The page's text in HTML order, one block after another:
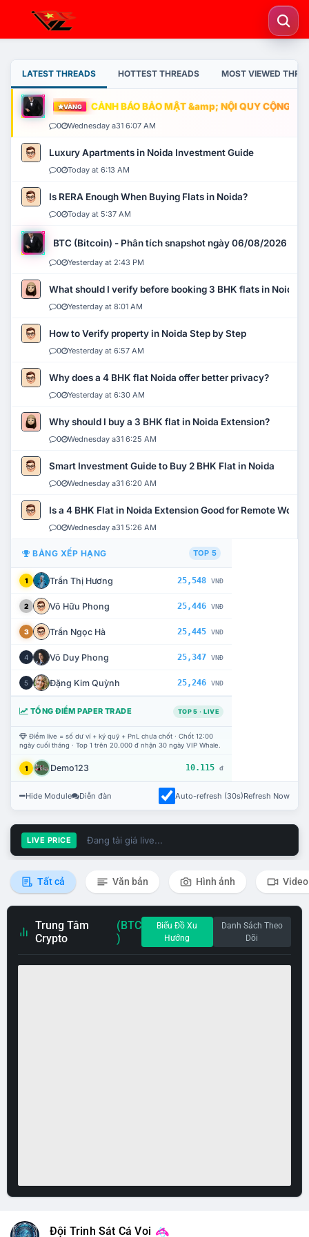
LATEST THREADS HOTTEST THREADS MOST VIEWED
VÀNG CẢNH BÁO BẢO MẬT &amp; NỘI QUY CỘNG
0 Wednesday a31 6:07 AM
Luxury Apartments in Noida Investment Guide
0 Today at 6:13 AM
Is RERA Enough When Buying Flats in Noida?
0 Today at 5:37 AM
BTC (Bitcoin) - Phân tích snapshot ngày 06/08/2026
0 Yesterday at 2:43 PM
What should I verify before booking 3 BHK flats in Noida?
0 Yesterday at 8:01 AM
How to Verify property in Noida Step by Step
0 Yesterday at 6:57 AM
Why does a 4 BHK flat Noida offer better privacy?
0 Yesterday at 6:30 AM
Why should I buy a 3 BHK flat in Noida Extension?
0 Wednesday a31 6:25 AM
Smart Investment Guide to Buy 2 BHK Flat in Noida
0 Wednesday a31 6:20 AM
Is a 4 BHK Flat in Noida Extension Good for Remote Work?
0 Wednesday a31 5:26 AM
BẢNG XẾP HẠNG TOP 5
1 Trần Thị Hương 25,548 VNĐ
2 Võ Hữu Phong 25,446 VNĐ
3 Trần Ngọc Hà 25,445 VNĐ
4 Võ Duy Phong 25,347 VNĐ
5 Đặng Kim Quỳnh 25,246 VNĐ
TỔNG ĐIỂM PAPER TRADE TOP 5 · LIVE
Điểm live = số dư ví + ký quỹ + PnL chưa chốt · Chốt 12:00
ngày cuối tháng · Top 1 trên 20.000 đ nhận 30 ngày VIP Whale.
1 Demo123 10.115 đ
Hide Module Diễn đàn Auto-refresh (30s)Refresh Now
LIVE PRICE Đang tải giá live...
Tất cả Văn bản Hình ảnh Video
Trung Tâm
Crypto
(BTC
)
Biểu Đồ Xu
Hướng
Danh Sách Theo
Dõi
Đội Trinh Sát Cá Voi